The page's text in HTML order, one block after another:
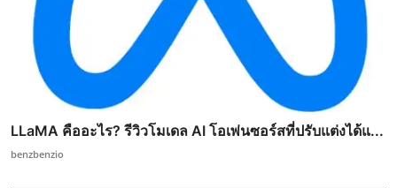
LLaMA คืออะไร? รีวิวโมเดล AI โอเพ่นซอร์สที่ปรับแต่งได้แ...
benzbenzio